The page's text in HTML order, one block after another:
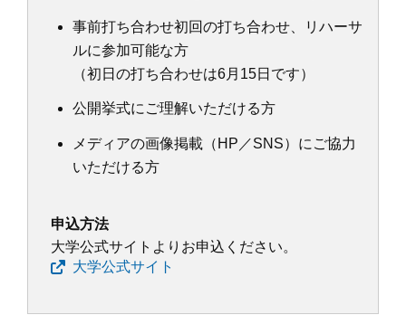
事前打ち合わせ初回の打ち合わせ、リハーサ
ルに参加可能な方
（初日の打ち合わせは6月15日です）
公開挙式にご理解いただける方
メディアの画像掲載（HP／SNS）にご協力
いただける方
申込方法
大学公式サイトよりお申込ください。
大学公式サイト